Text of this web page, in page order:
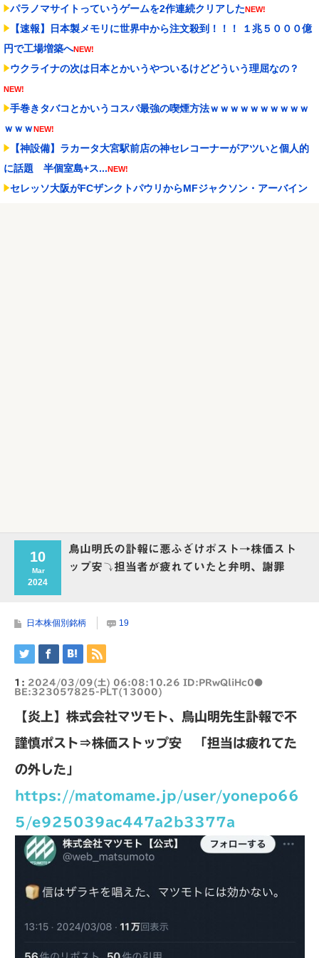
パラノマサイトっていうゲームを2作連続クリアしたNEW!
【速報】日本製メモリに世界中から注文殺到！！！ １兆５０００億
円で工場増築へNEW!
ウクライナの次は日本とかいうやついるけどどういう理屈なの？
NEW!
手巻きタバコとかいうコスパ最強の喫煙方法ｗｗｗｗｗｗｗｗｗｗ
ｗｗｗNEW!
【神設備】ラカータ大宮駅前店の神セレコーナーがアツいと個人的
に話題 半個室島+ス...NEW!
セレッソ大阪がFCザンクトパウリからMFジャクソン・アーバイン
10
Mar
2024
鳥山明氏の訃報に悪ふざけポスト→株価スト
ップ安⤵担当者が疲れていたと弁明、謝罪
日本株個別銘柄 19
1: 2024/03/09(土) 06:08:10.26 ID:PRwQliHc0●
BE:323057825-PLT(13000)
【炎上】株式会社マツモト、鳥山明先生訃報で不
謹慎ポスト⇒株価ストップ安 「担当は疲れてた
の外した」
https://matomame.jp/user/yonepo66
5/e925039ac447a2b3377a